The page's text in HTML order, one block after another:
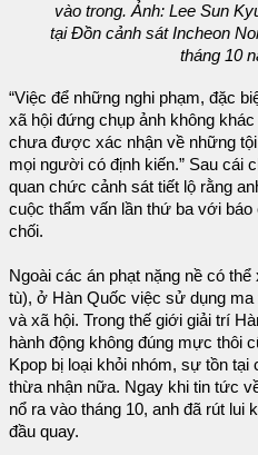
vào trong. Ảnh: Lee Sun
tại Đồn cảnh sát Incheon
tháng 10
“Việc để những nghi phạm, đặc
xã hội đứng chụp ảnh không
chưa được xác nhận về những
mọi người có định kiến.” Sau cái
quan chức cảnh sát tiết lộ rằng
cuộc thẩm vấn lần thứ ba với
chối.
Ngoài các án phạt nặng nề có
tù), ở Hàn Quốc việc sử dụng
và xã hội. Trong thế giới giải trí
hành động không đúng mực thôi
Kpop bị loại khỏi nhóm, sự tồn
thừa nhận nữa. Ngay khi tin tức
nổ ra vào tháng 10, anh đã rút lui
đầu quay.